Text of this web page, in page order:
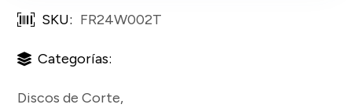
SKU: FR24W002T
Categorías:
Discos de Corte,